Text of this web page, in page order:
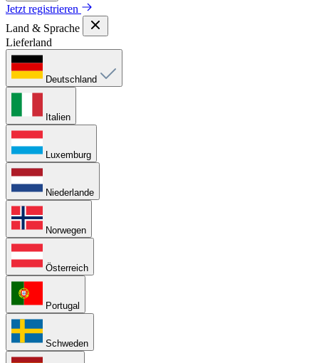
Jetzt registrieren
Land & Sprache
Lieferland
Deutschland
Italien
Luxemburg
Niederlande
Norwegen
Österreich
Portugal
Schweden